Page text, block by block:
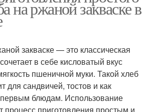
на ржаной закваске в
закваске — это классическая
в себе кисловатый вкус
пшеничной муки. Такой хлеб
для сандвичей, тостов и как
блюдам. Использование